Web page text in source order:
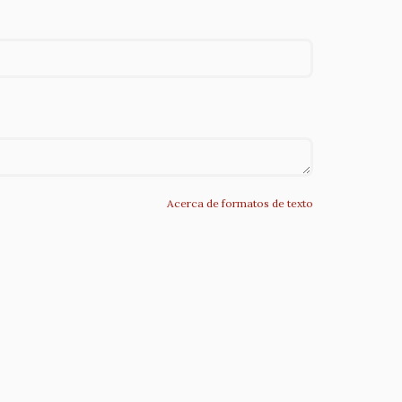
Acerca de formatos de texto